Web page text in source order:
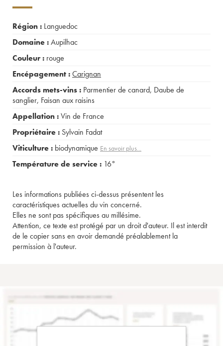
Région : Languedoc
Domaine :Aupilhac
Couleur : rouge
Encépagement :Carignan
Accords mets-vins : Parmentier de canard, Daube de
sanglier, Faisan aux raisins
Appellation :Vin de France
Propriétaire : Sylvain Fadat
Viticulture : biodynamique En savoir plus...
Température de service : 16°
Les informations publiées ci-dessus présentent les
caractéristiques actuelles du vin concerné.
Elles ne sont pas spécifiques au millésime.
Attention, ce texte est protégé par un droit d'auteur. Il est interdit
de le copier sans en avoir demandé préalablement la
permission à l'auteur.